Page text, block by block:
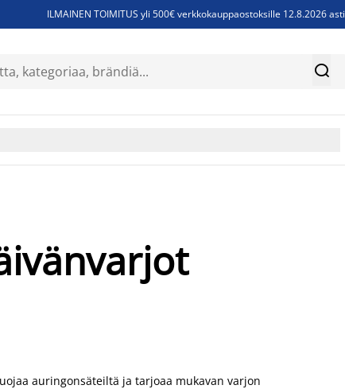
ILMAINEN TOIMITUS yli 500€ verkkokauppaostoksille 12.8.2026 asti
Sijauspatjoja - Säästä jopa 60% 
auringonsäteiltä ja tarjoaa mukavan varjon